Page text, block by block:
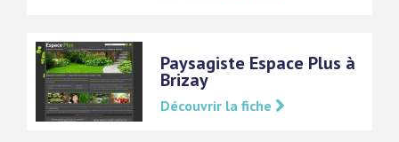
Paysagiste Espace Plus à
Brizay
Découvrir la fiche